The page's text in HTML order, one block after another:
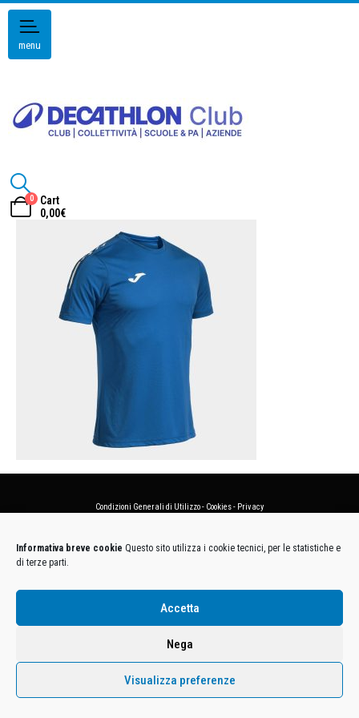
Informativa breve cookie Questo sito utilizza i cookie tecnici, per le statistiche e
di terze parti.
Accetta
Nega
Visualizza preferenze
menu
0
Cart
0,00€
Condizioni Generali di Utilizzo- Cookies- Privacy
Euro 12.500.000 i.v. - C.F. e Iscr. Reg. Imp. Monza e Brianza 02137480964 - R.E.A. MB-1370021 -
P.IVA. 11005760159 - Direzione e coordinamento art. 2497 C.C. DECATHLON SA, Villeneuve